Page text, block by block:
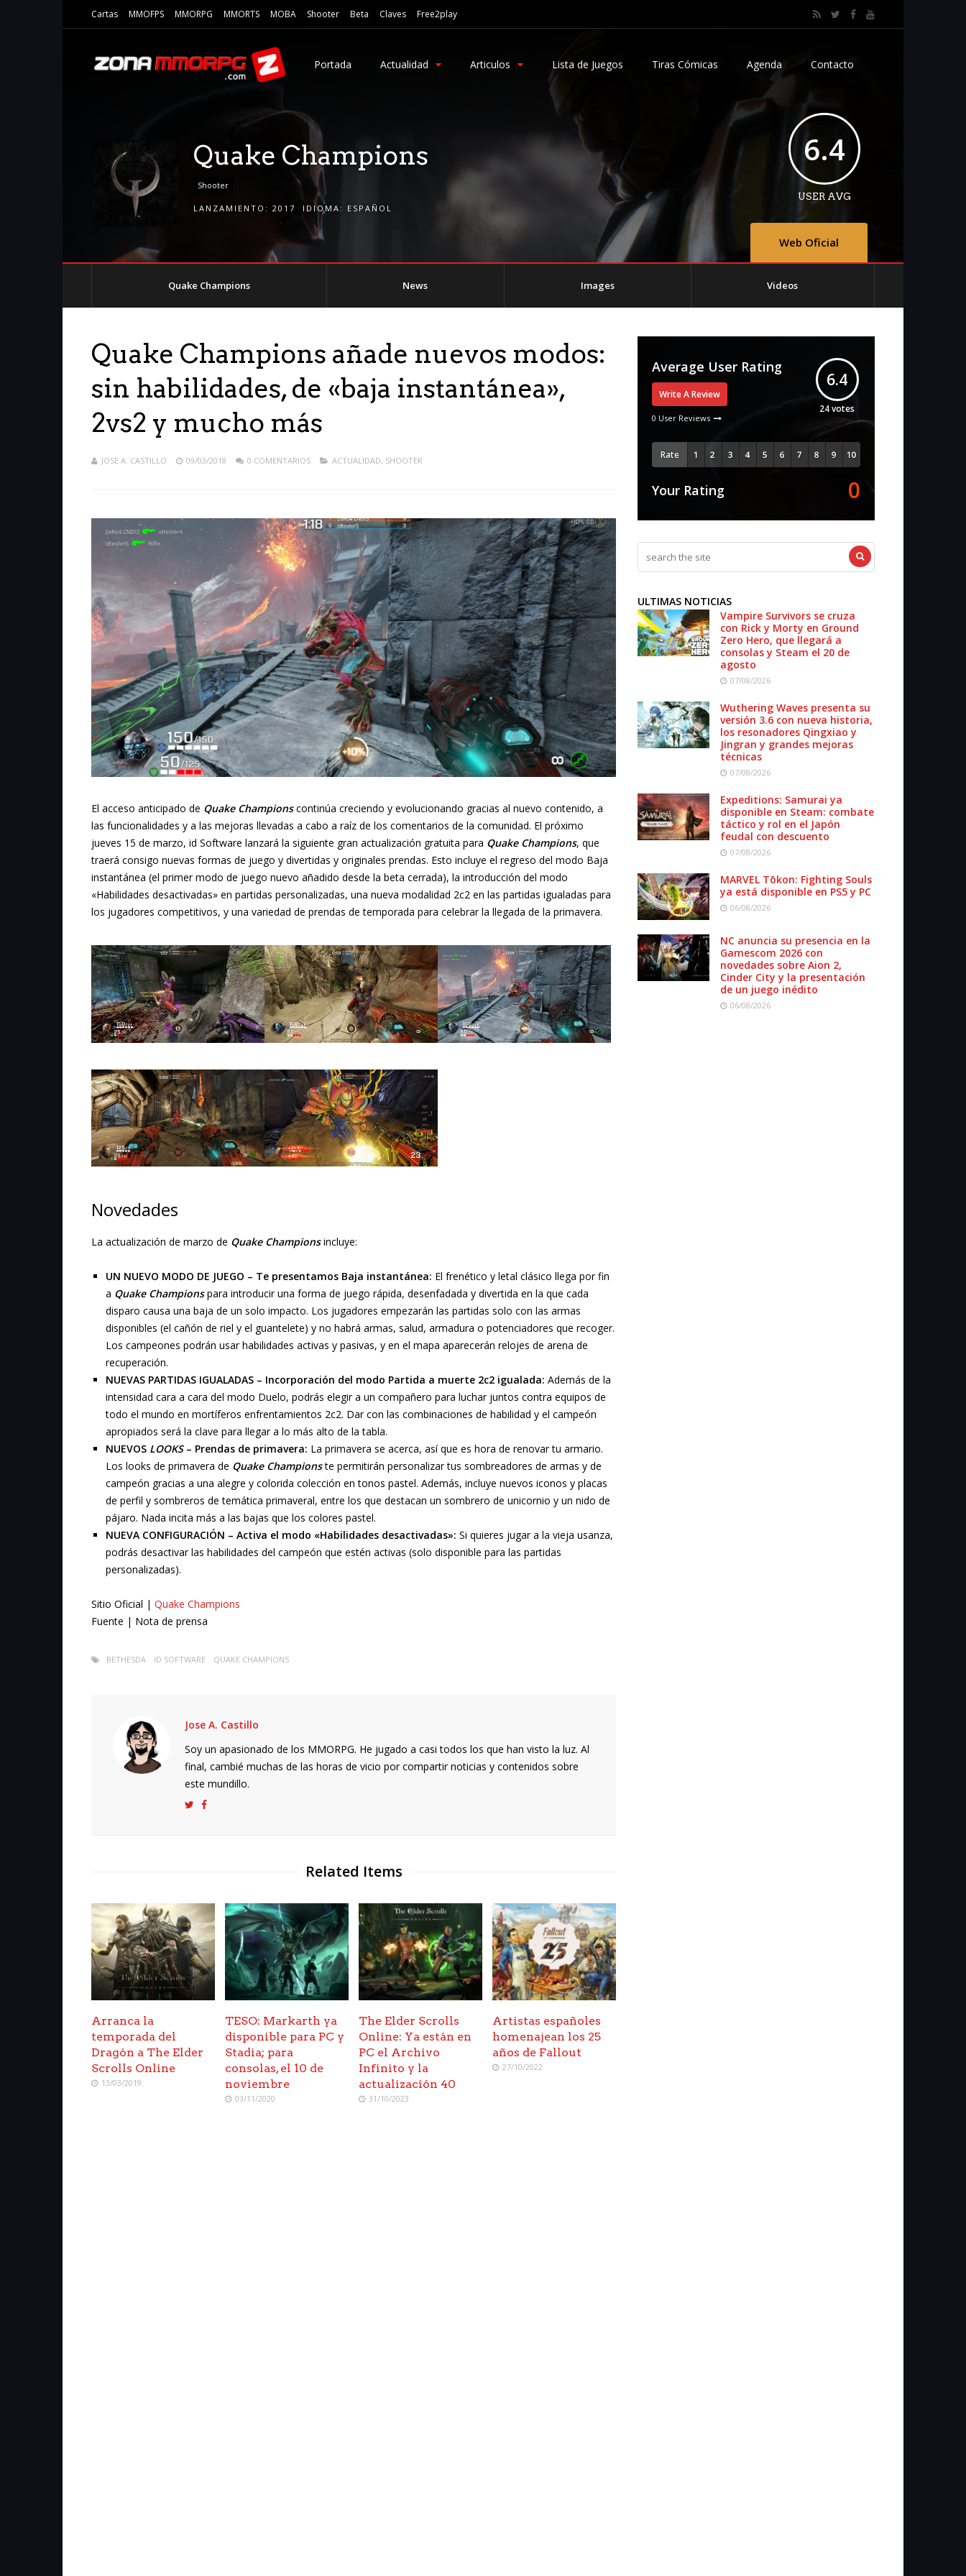
Cartas MMOFPS MMORPG MMORTS MOBA Shooter Beta Claves Free2play
Portada Actualidad Articulos Lista de Juegos Tiras Cómicas Agenda Contacto
Quake Champions
Shooter
LANZAMIENTO: 2017 IDIOMA: ESPAÑOL
Web Oficial
6.4
USER AVG
Quake Champions News Images Videos
Quake Champions añade nuevos modos:
sin habilidades, de «baja instantánea»,
2vs2 y mucho más
JOSE A. CASTILLO 09/03/2018 0 COMENTARIOS ACTUALIDAD, SHOOTER
El acceso anticipado de Quake Championscontinúa creciendo y evolucionando gracias al nuevo contenido, a
las funcionalidades y a las mejoras llevadas a cabo a raíz de los comentarios de la comunidad. El próximo
jueves 15 de marzo, id Software lanzará la siguiente gran actualización gratuita para Quake Champions, que
traerá consigo nuevas formas de juego y divertidas y originales prendas. Esto incluye el regreso del modo Baja
instantánea (el primer modo de juego nuevo añadido desde la beta cerrada), la introducción del modo
«Habilidades desactivadas» en partidas personalizadas, una nueva modalidad 2c2 en las partidas igualadas para
los jugadores competitivos, y una variedad de prendas de temporada para celebrar la llegada de la primavera.
Novedades
La actualización de marzo de Quake Championsincluye:
UN NUEVO MODO DE JUEGO – Te presentamos Baja instantánea: El frenético y letal clásico llega por fin
a Quake Championspara introducir una forma de juego rápida, desenfadada y divertida en la que cada
disparo causa una baja de un solo impacto. Los jugadores empezarán las partidas solo con las armas
disponibles (el cañón de riel y el guantelete) y no habrá armas, salud, armadura o potenciadores que recoger.
Los campeones podrán usar habilidades activas y pasivas, y en el mapa aparecerán relojes de arena de
recuperación.
NUEVAS PARTIDAS IGUALADAS – Incorporación del modo Partida a muerte 2c2 igualada: Además de la
intensidad cara a cara del modo Duelo, podrás elegir a un compañero para luchar juntos contra equipos de
todo el mundo en mortíferos enfrentamientos 2c2. Dar con las combinaciones de habilidad y el campeón
apropiados será la clave para llegar a lo más alto de la tabla.
NUEVOS LOOKS– Prendas de primavera: La primavera se acerca, así que es hora de renovar tu armario.
Los looks de primavera de Quake Championste permitirán personalizar tus sombreadores de armas y de
campeón gracias a una alegre y colorida colección en tonos pastel. Además, incluye nuevos iconos y placas
de perfil y sombreros de temática primaveral, entre los que destacan un sombrero de unicornio y un nido de
pájaro. Nada incita más a las bajas que los colores pastel.
NUEVA CONFIGURACIÓN – Activa el modo «Habilidades desactivadas»: Si quieres jugar a la vieja usanza,
podrás desactivar las habilidades del campeón que estén activas (solo disponible para las partidas
personalizadas).
Sitio Oficial | Quake Champions
Fuente | Nota de prensa
BETHESDA ID SOFTWARE QUAKE CHAMPIONS
Jose A. Castillo
Soy un apasionado de los MMORPG. He jugado a casi todos los que han visto la luz. Al
final, cambié muchas de las horas de vicio por compartir noticias y contenidos sobre
este mundillo.
Related Items
Arranca la
temporada del
Dragón a The Elder
Scrolls Online
13/03/2019
TESO: Markarth ya
disponible para PC y
Stadia; para
consolas, el 10 de
noviembre
03/11/2020
The Elder Scrolls
Online: Ya están en
PC el Archivo
Infinito y la
actualización 40
31/10/2023
Artistas españoles
homenajean los 25
años de Fallout
27/10/2022
Average User Rating
Write A Review
0 User Reviews
6.4
24votes
Rate
Your Rating 0
ULTIMAS NOTICIAS
Vampire Survivors se cruza
con Rick y Morty en Ground
Zero Hero, que llegará a
consolas y Steam el 20 de
agosto
07/08/2026
Wuthering Waves presenta su
versión 3.6 con nueva historia,
los resonadores Qingxiao y
Jingran y grandes mejoras
técnicas
07/08/2026
Expeditions: Samurai ya
disponible en Steam: combate
táctico y rol en el Japón
feudal con descuento
07/08/2026
MARVEL Tōkon: Fighting Souls
ya está disponible en PS5 y PC
06/08/2026
NC anuncia su presencia en la
Gamescom 2026 con
novedades sobre Aion 2,
Cinder City y la presentación
de un juego inédito
06/08/2026